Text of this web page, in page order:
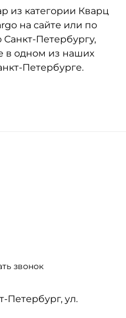
из категории Кварц
на сайте или по
Санкт-Петербургу,
в одном из наших
Петербурге.
звонок
Петербург, ул.